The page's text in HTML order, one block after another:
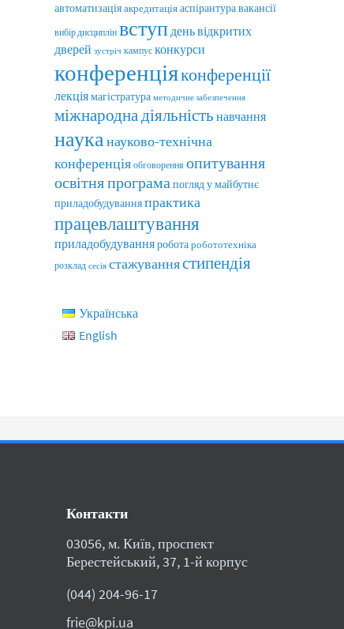
автоматизаціяакредитаціяаспірантуравакансії
вибір дисциплін вступ день відкритих
дверей зустріч кампус конкурси
конференціяконференції
лекціямагістратура методичне забезпечення
міжнародна діяльність навчання
науканауково-технічна
конференція обговорення опитування
освітня програмапогляд у майбутнє
приладобудуванняпрактика
працевлаштування
приладобудуванняроботаробототехніка
розклад сесія стажуваннястипендія
Українська
English
Контакти
03056, м. Київ, проспект
Берестейський, 37, 1-й корпус
(044) 204-96-17
frie@kpi.ua